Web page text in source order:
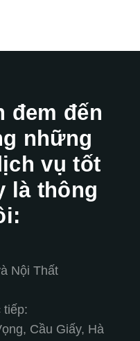
đem đến
những
vụ tốt
là thông
Nội Thất
tiếp:
Cầu Giấy, Hà